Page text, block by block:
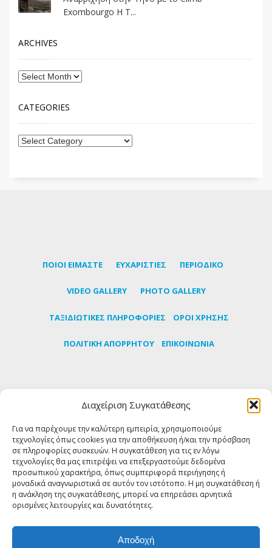
Διαχείριση Συγκατάθεσης
Για να παρέχουμε την καλύτερη εμπειρία, χρησιμοποιούμε
τεχνολογίες όπως cookies για την αποθήκευση ή/και την πρόσβαση
σε πληροφορίες συσκευών. Η συγκατάθεση για τις εν λόγω
τεχνολογίες θα μας επιτρέψει να επεξεργαστούμε δεδομένα
προσωπικού χαρακτήρα, όπως συμπεριφορά περιήγησης ή
μοναδικά αναγνωριστικά σε αυτόν τον ιστότοπο. Η μη συγκατάθεση ή
η ανάκληση της συγκατάθεσης, μπορεί να επηρεάσει αρνητικά
ορισμένες λειτουργίες και δυνατότητες.
Αποδοχή
Exombourgo Η Τ...
ARCHIVES
CATEGORIES
ΠΟΙΟΙ ΕΙΜΑΣΤΕ ΕΥΧΑΡΙΣΤΙΕΣ ΠΕΡΙΟΔΙΚΟ
VIDEO GALLERY PHOTO GALLERY
TΑΞΙΔΙΩΤΙΚΕΣ ΠΛΗΡΟΦΟΡΙΕΣ ΟΡΟΙ ΧΡΗΣΗΣ
ΠΟΛΙΤΙΚΗ ΑΠΟΡΡΗΤΟΥ ΕΠΙΚΟΙΝΩΝΙΑ
πρώτοι τα τελευταία νέα για την Τήνο
ΕΓΓΡΑΦΗ
FOLLOW US